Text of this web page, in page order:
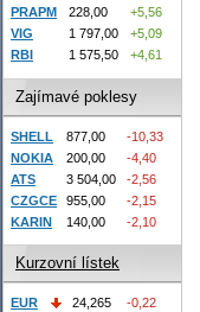
PRAPM
228,00
+5,56
VIG
1 797,00
+5,09
RBI
1 575,50 +4,61
Zajímavé poklesy
SHELL 877,00
-10,33
NOKIA
200,00
-4,40
ATS
3 504,00
-2,56
CZGCE
955,00
-2,15
KARIN
140,00 -2,10
Kurzovní lístek
EUR 24,265
-0,22